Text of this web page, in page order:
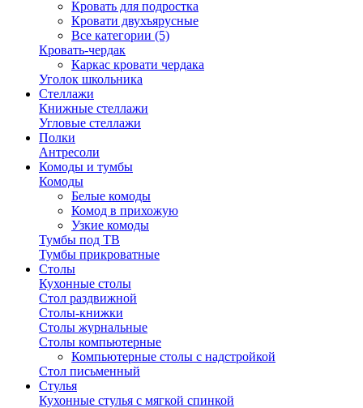
Кровать для подростка
Кровати двухъярусные
Все категории (5)
Кровать-чердак
Каркас кровати чердака
Уголок школьника
Стеллажи
Книжные стеллажи
Угловые стеллажи
Полки
Антресоли
Комоды и тумбы
Комоды
Белые комоды
Комод в прихожую
Узкие комоды
Тумбы под ТВ
Тумбы прикроватные
Столы
Кухонные столы
Стол раздвижной
Столы-книжки
Столы журнальные
Столы компьютерные
Компьютерные столы с надстройкой
Стол письменный
Стулья
Кухонные стулья с мягкой спинкой